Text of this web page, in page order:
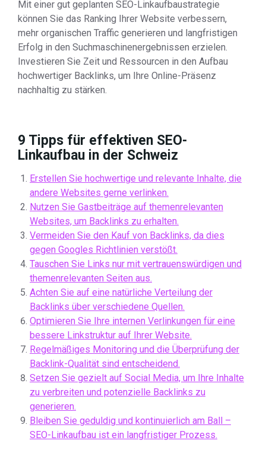
Mit einer gut geplanten SEO-Linkaufbaustrategie
können Sie das Ranking Ihrer Website verbessern,
mehr organischen Traffic generieren und langfristigen
Erfolg in den Suchmaschinenergebnissen erzielen.
Investieren Sie Zeit und Ressourcen in den Aufbau
hochwertiger Backlinks, um Ihre Online-Präsenz
nachhaltig zu stärken.
9 Tipps für effektiven SEO-
Linkaufbau in der Schweiz
Erstellen Sie hochwertige und relevante Inhalte, die
andere Websites gerne verlinken.
Nutzen Sie Gastbeiträge auf themenrelevanten
Websites, um Backlinks zu erhalten.
Vermeiden Sie den Kauf von Backlinks, da dies
gegen Googles Richtlinien verstößt.
Tauschen Sie Links nur mit vertrauenswürdigen und
themenrelevanten Seiten aus.
Achten Sie auf eine natürliche Verteilung der
Backlinks über verschiedene Quellen.
Optimieren Sie Ihre internen Verlinkungen für eine
bessere Linkstruktur auf Ihrer Website.
Regelmäßiges Monitoring und die Überprüfung der
Backlink-Qualität sind entscheidend.
Setzen Sie gezielt auf Social Media, um Ihre Inhalte
zu verbreiten und potenzielle Backlinks zu
generieren.
Bleiben Sie geduldig und kontinuierlich am Ball –
SEO-Linkaufbau ist ein langfristiger Prozess.